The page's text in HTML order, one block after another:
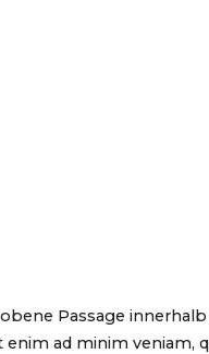
Passage
ad minim veniam,